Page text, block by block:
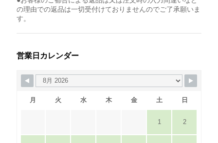
の理由での返品は一切受付けておりませんのでご了承願いま
す。
営業日カレンダー
月 火 水 木 金 土 日
1 2